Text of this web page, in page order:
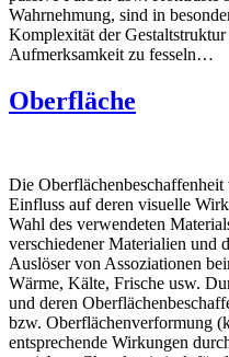
Wahrnehmung, sind in
Komplexität der
Aufmerksamkeit zu fesseln…
Oberfläche
Die
Einfluss auf deren visuelle
Wahl des verwendeten
verschiedener Materialien und
Auslöser von Assoziationen
Wärme, Kälte, Frische usw.
und deren
bzw. Oberflächenverformung
entsprechende Wirkungen